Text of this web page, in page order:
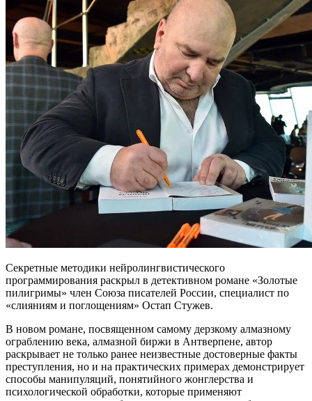
Секретные методики нейролингвистического
программирования раскрыл в детективном романе «Золотые
пилигримы» член Союза писателей России, специалист по
«слияниям и поглощениям» Остап Стужев.
В новом романе, посвященном самому дерзкому алмазному
ограблению века, алмазной биржи в Антверпене, автор
раскрывает не только ранее неизвестные достоверные факты
преступления, но и на практических примерах демонстрирует
способы манипуляций, понятийного жонглерства и
психологической обработки, которые применяют